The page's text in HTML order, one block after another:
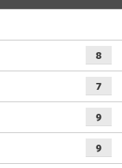
8
7
9
9